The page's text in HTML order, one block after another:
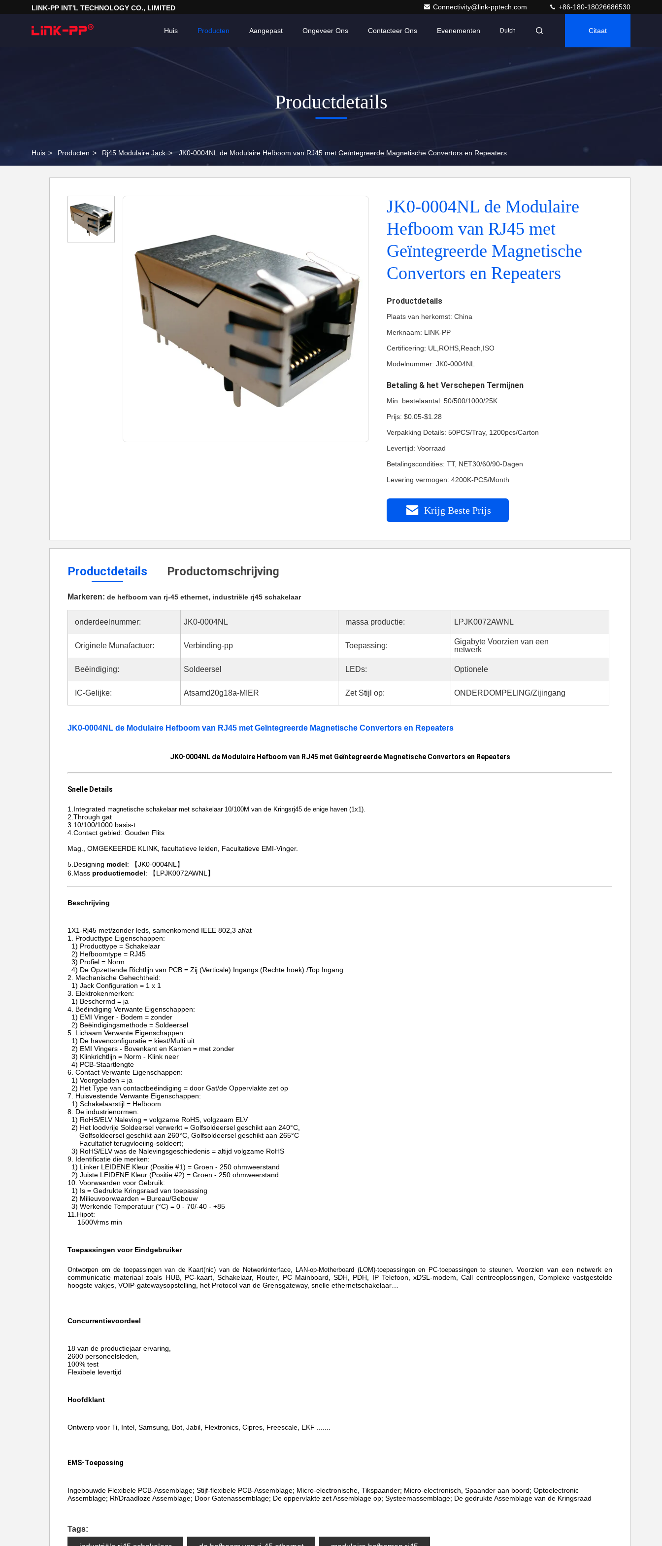
LINK-PP INT'L TECHNOLOGY CO., LIMITED Connectivity@link-pptech.com +86-180-18026686530
Huis Producten Ongeveer Ons Contacteer Ons Evenementen
Aangepast Dutch Citaat
Productdetails
Huis > Producten > Rj45 Modulaire Jack > JK0-0004NL de Modulaire Hefboom van RJ45 met Geïntegreerde Magnetische Convertors en Repeaters
JK0-0004NL de Modulaire
Hefboom van RJ45 met
Geïntegreerde Magnetische
Convertors en Repeaters
Productdetails
Plaats van herkomst: China
Merknaam: LINK-PP
Certificering: UL,ROHS,Reach,ISO
Modelnummer: JK0-0004NL
Betaling & het Verschepen Termijnen
Min. bestelaantal: 50/500/1000/25K
Prijs: $0.05-$1.28
Verpakking Details: 50PCS/Tray, 1200pcs/Carton
Levertijd: Voorraad
Betalingscondities: TT, NET30/60/90-Dagen
Levering vermogen: 4200K-PCS/Month
Krijg Beste Prijs
Productdetails Productomschrijving
Markeren: de hefboom van rj-45 ethernet, industriële rj45 schakelaar
onderdeelnummer: JK0-0004NL massa productie: LPJK0072AWNL
Originele Munafactuer: Verbinding-pp Toepassing:
Gigabyte Voorzien van een
netwerk
Beëindiging: Soldeersel LEDs: Optionele
IC-Gelijke: Atsamd20g18a-MIER Zet Stijl op: ONDERDOMPELING/Zijingang
JK0-0004NL de Modulaire Hefboom van RJ45 met Geïntegreerde Magnetische Convertors en Repeaters
JK0-0004NL de Modulaire Hefboom van RJ45 met Geïntegreerde Magnetische Convertors en Repeaters
Snelle Details
1.Integrated magnetische schakelaar met schakelaar 10/100M van de Kringsrj45 de enige haven (1x1).
2.Through gat
3.10/100/1000 basis-t
4.Contact gebied: Gouden Flits
Mag., OMGEKEERDE KLINK, facultatieve leiden, Facultatieve EMI-Vinger.
5.Designing model: 【JK0-0004NL】
6.Mass productiemodel: 【LPJK0072AWNL】
Beschrijving
1X1-Rj45 met/zonder leds, samenkomend IEEE 802,3 af/at
1. Producttype Eigenschappen:
1) Producttype = Schakelaar
2) Hefboomtype = RJ45
3) Profiel = Norm
4) De Opzettende Richtlijn van PCB = Zij (Verticale) Ingangs (Rechte hoek) /Top Ingang
2. Mechanische Gehechtheid:
1) Jack Configuration = 1 x 1
3. Elektrokenmerken:
1) Beschermd = ja
4. Beëindiging Verwante Eigenschappen:
1) EMI Vinger - Bodem = zonder
2) Beëindigingsmethode = Soldeersel
5. Lichaam Verwante Eigenschappen:
1) De havenconfiguratie = kiest/Multi uit
2) EMI Vingers - Bovenkant en Kanten = met zonder
3) Klinkrichtlijn = Norm - Klink neer
4) PCB-Staartlengte
6. Contact Verwante Eigenschappen:
1) Voorgeladen = ja
2) Het Type van contactbeëindiging = door Gat/de Oppervlakte zet op
7. Huisvestende Verwante Eigenschappen:
1) Schakelaarstijl = Hefboom
8. De industrienormen:
1) RoHS/ELV Naleving = volgzame RoHS, volgzaam ELV
2) Het loodvrije Soldeersel verwerkt = Golfsoldeersel geschikt aan 240°C,
Golfsoldeersel geschikt aan 260°C, Golfsoldeersel geschikt aan 265°C
Facultatief terugvloeiing-soldeert;
3) RoHS/ELV was de Nalevingsgeschiedenis = altijd volgzame RoHS
9. Identificatie die merken:
1) Linker LEIDENE Kleur (Positie #1) = Groen - 250 ohmweerstand
2) Juiste LEIDENE Kleur (Positie #2) = Groen - 250 ohmweerstand
10. Voorwaarden voor Gebruik:
1) Is = Gedrukte Kringsraad van toepassing
2) Milieuvoorwaarden = Bureau/Gebouw
3) Werkende Temperatuur (°C) = 0 - 70/-40 - +85
11.Hipot:
1500Vrms min
Toepassingen voor Eindgebruiker
Ontworpen om de toepassingen van de Kaart(nic) van de Netwerkinterface, LAN-op-Motherboard (LOM)-toepassingen en PC-toepassingen te steunen. Voorzien van een netwerk en
communicatie materiaal zoals HUB, PC-kaart, Schakelaar, Router, PC Mainboard, SDH, PDH, IP Telefoon, xDSL-modem,
Call centreoplossingen, Complexe vastgestelde
hoogste vakjes, VOIP-gatewaysopstelling, het Protocol van de Grensgateway, snelle ethernetschakelaar…
Concurrentievoordeel
18 van de productiejaar ervaring,
2600 personeelsleden,
100% test
Flexibele levertijd
Hoofdklant
Ontwerp voor Ti, Intel, Samsung, Bot, Jabil, Flextronics, Cipres, Freescale, EKF .......
EMS-Toepassing
Ingebouwde Flexibele PCB-Assemblage; Stijf-flexibele PCB-Assemblage; Micro-electronische, Tikspaander; Micro-electronisch, Spaander aan boord; Optoelectronic
Assemblage; Rf/Draadloze Assemblage; Door Gatenassemblage; De oppervlakte zet Assemblage op; Systeemassemblage; De gedrukte Assemblage van de Kringsraad
Tags: